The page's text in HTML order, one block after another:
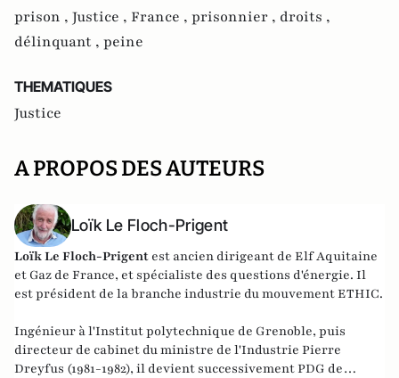
prison , Justice , France , prisonnier , droits ,
délinquant , peine
THEMATIQUES
Justice
A PROPOS DES AUTEURS
Loïk Le Floch-Prigent
Loïk Le Floch-Prigent est ancien dirigeant de Elf Aquitaine
et Gaz de France, et spécialiste des questions d'énergie. Il
est président de la branche industrie du mouvement ETHIC.
Ingénieur à l'Institut polytechnique de Grenoble, puis
directeur de cabinet du ministre de l'Industrie Pierre
Dreyfus (1981-1982), il devient successivement PDG de